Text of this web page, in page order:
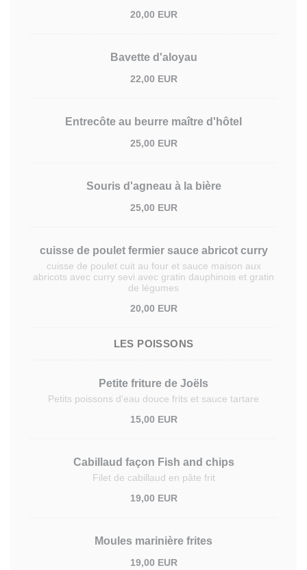
20,00 EUR
Bavette d'aloyau
22,00 EUR
Entrecôte au beurre maître d'hôtel
25,00 EUR
Souris d'agneau à la bière
25,00 EUR
cuisse de poulet fermier sauce abricot curry
cuisse de poulet cuit au four et sauce maison aux
abricots avec curry sevi avec gratin dauphinois et gratin
de légumes
20,00 EUR
LES POISSONS
Petite friture de Joëls
Petits poissons d'eau douce frits et sauce tartare
15,00 EUR
Cabillaud façon Fish and chips
Filet de cabillaud en pâte frit
19,00 EUR
Moules marinière frites
19,00 EUR